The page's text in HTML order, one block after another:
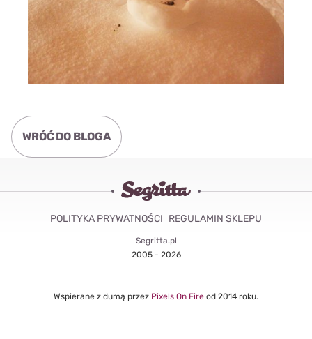
WRÓĆ DO BLOGA
Segritta.pl
2005 - 2026
POLITYKA PRYWATNOŚCI REGULAMIN SKLEPU
Wspierane z dumą przez Pixels On Fire od 2014 roku.